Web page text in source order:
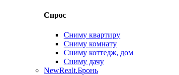
Спрос
Сниму квартиру
Сниму комнату
Сниму коттедж, дом
Сниму дачу
NewRealt.Бронь